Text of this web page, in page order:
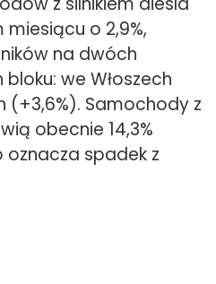
miesiącu o 2,9%,
na dwóch
we Włoszech
(+3,6%). Samochody z
obecnie 14,3%
oznacza spadek z